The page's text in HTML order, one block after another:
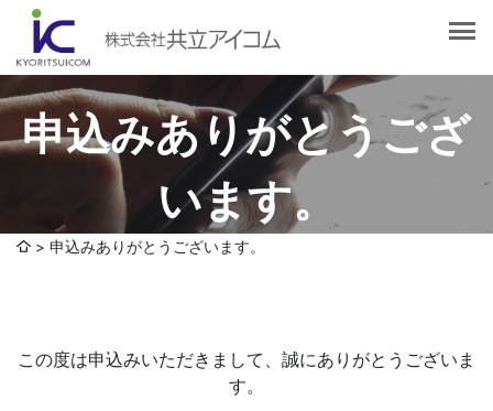
申込みありがとうござ
います。
THANKS
会社概要
企業理念
沿革
認証取得
SDGsへの取り組みについて
選ばれる理由
サービス紹介
Web制作・ホームページ制作
システム開発
発送代行・全国流通（ロジスティクス）
制作実績
社員ブログ
申込みありがとうございます。
この度は申込みいただきまして、誠にありがとうございま
す。